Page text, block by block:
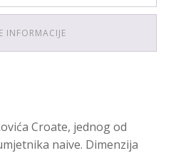
INFORMACIJE
Croate, jednog od
naive. Dimenzija